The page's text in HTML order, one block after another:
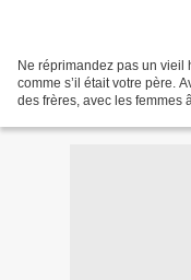
Ne réprimandez pas un vieil
comme s’il était votre père.
des frères, avec les femmes